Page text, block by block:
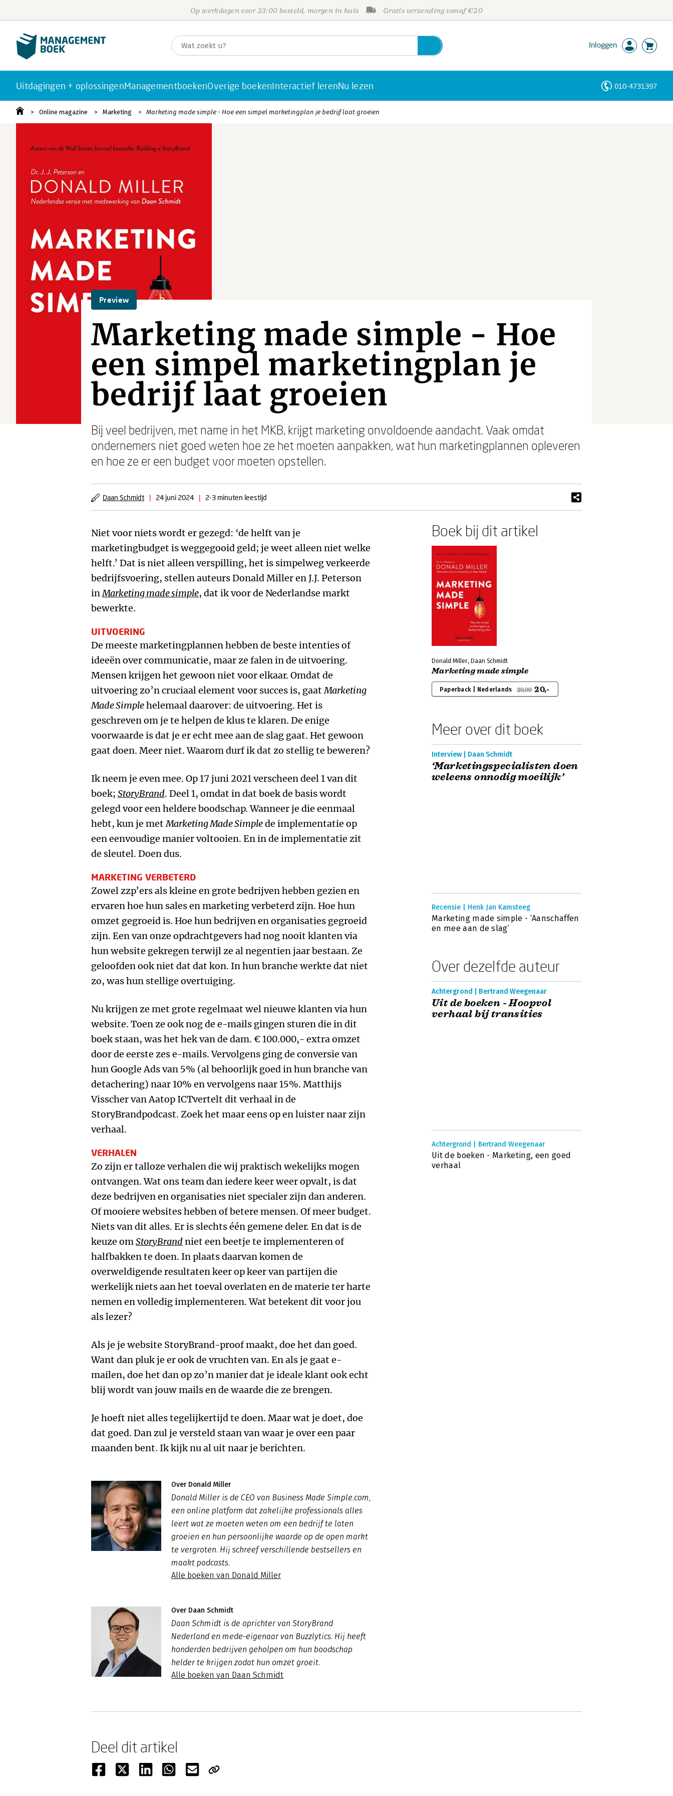
Op werkdagen voor 23:00 besteld, morgen in huis Gratis verzending vanaf €20
Inloggen
Uitdagingen + oplossingenManagementboekenOverige boekenInteractief lerenNu lezen 010-4731397
Online magazine Marketing Marketing made simple - Hoe een simpel marketingplan je bedrijf laat groeien
Preview
Marketing made simple - Hoe
een simpel marketingplan je
bedrijf laat groeien
Bij veel bedrijven, met name in het MKB, krijgt marketing onvoldoende aandacht. Vaak omdat
ondernemers niet goed weten hoe ze het moeten aanpakken, wat hun marketingplannen opleveren
en hoe ze er een budget voor moeten opstellen.
Daan Schmidt | 24 juni 2024 | 2-3 minuten leestijd
Niet voor niets wordt er gezegd: ‘de helft van je
marketingbudget is weggegooid geld; je weet alleen niet welke
helft.’ Dat is niet alleen verspilling, het is simpelweg verkeerde
bedrijfsvoering, stellen auteurs Donald Miller en J.J. Peterson
inMarketing made simple, dat ik voor de Nederlandse markt
bewerkte.
UITVOERING
De meeste marketingplannen hebben de beste intenties of
ideeën over communicatie, maar ze falen in de uitvoering.
Mensen krijgen het gewoon niet voor elkaar. Omdat de
uitvoering zo’n cruciaal element voor succes is, gaatMarketing
Made Simplehelemaal daarover: de uitvoering. Het is
geschreven om je te helpen de klus te klaren. De enige
voorwaarde is dat je er echt mee aan de slag gaat. Het gewoon
gaat doen. Meer niet. Waarom durf ik dat zo stellig te beweren?
Ik neem je even mee. Op 17 juni 2021 verscheen deel 1 van dit
boek; StoryBrand. Deel 1, omdat in dat boek de basis wordt
gelegd voor een heldere boodschap. Wanneer je die eenmaal
hebt, kun je metMarketing Made Simplede implementatie op
een eenvoudige manier voltooien. En in de implementatie zit
de sleutel. Doen dus.
MARKETING VERBETERD
Zowel zzp’ers als kleine en grote bedrijven hebben gezien en
ervaren hoe hun sales en marketing verbeterd zijn. Hoe hun
omzet gegroeid is. Hoe hun bedrijven en organisaties gegroeid
zijn. Een van onze opdrachtgevers had nog nooit klanten via
hun website gekregen terwijl ze al negentien jaar bestaan. Ze
geloofden ook niet dat dat kon. In hun branche werkte dat niet
zo, was hun stellige overtuiging.
Nu krijgen ze met grote regelmaat wel nieuwe klanten via hun
website. Toen ze ook nog de e-mails gingen sturen die in dit
boek staan, was het hek van de dam. € 100.000,- extra omzet
door de eerste zes e-mails. Vervolgens ging de conversie van
hun Google Ads van 5% (al behoorlijk goed in hun branche van
detachering) naar 10% en vervolgens naar 15%. Matthijs
Visscher van Aatop ICTvertelt dit verhaal in de
StoryBrandpodcast. Zoek het maar eens op en luister naar zijn
verhaal.
VERHALEN
Zo zijn er talloze verhalen die wij praktisch wekelijks mogen
ontvangen. Wat ons team dan iedere keer weer opvalt, is dat
deze bedrijven en organisaties niet specialer zijn dan anderen.
Of mooiere websites hebben of betere mensen. Of meer budget.
Niets van dit alles. Er is slechts één gemene deler. En dat is de
keuze omStoryBrandniet een beetje te implementeren of
halfbakken te doen. In plaats daarvan komen de
overweldigende resultaten keer op keer van partijen die
werkelijk niets aan het toeval overlaten en de materie ter harte
nemen en volledig implementeren. Wat betekent dit voor jou
als lezer?
Als je je website StoryBrand-proof maakt, doe het dan goed.
Want dan pluk je er ook de vruchten van. En als je gaat e-
mailen, doe het dan op zo’n manier dat je ideale klant ook echt
blij wordt van jouw mails en de waarde die ze brengen.
Je hoeft niet alles tegelijkertijd te doen. Maar wat je doet, doe
dat goed. Dan zul je versteld staan van waar je over een paar
maanden bent. Ik kijk nu al uit naar je berichten.
Over Donald Miller
Donald Miller is de CEO van Business Made Simple.com,
een online platform dat zakelijke professionals alles
leert wat ze moeten weten om een bedrijf te laten
groeien en hun persoonlijke waarde op de open markt
te vergroten. Hij schreef verschillende bestsellers en
maakt podcasts.
Alle boeken van Donald Miller
Over Daan Schmidt
Daan Schmidt is de oprichter van StoryBrand
Nederland en mede-eigenaar van Buzzlytics. Hij heeft
honderden bedrijven geholpen om hun boodschap
helder te krijgen zodat hun omzet groeit.
Alle boeken van Daan Schmidt
Boek bij dit artikel
Donald Miller, Daan Schmidt
Marketing made simple
Paperback | Nederlands 29,99 20,-
Meer over dit boek
Interview | Daan Schmidt
‘Marketingspecialisten doen
weleens onnodig moeilijk’
Recensie | Henk Jan Kamsteeg
Marketing made simple - ‘Aanschaffen
en mee aan de slag’
Over dezelfde auteur
Achtergrond | Bertrand Weegenaar
Uit de boeken - Hoopvol
verhaal bij transities
Achtergrond | Bertrand Weegenaar
Uit de boeken - Marketing, een goed
verhaal
Deel dit artikel
Personen